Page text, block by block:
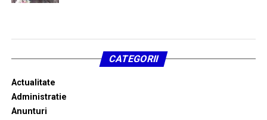
CATEGORII
Actualitate
Administratie
Anunturi